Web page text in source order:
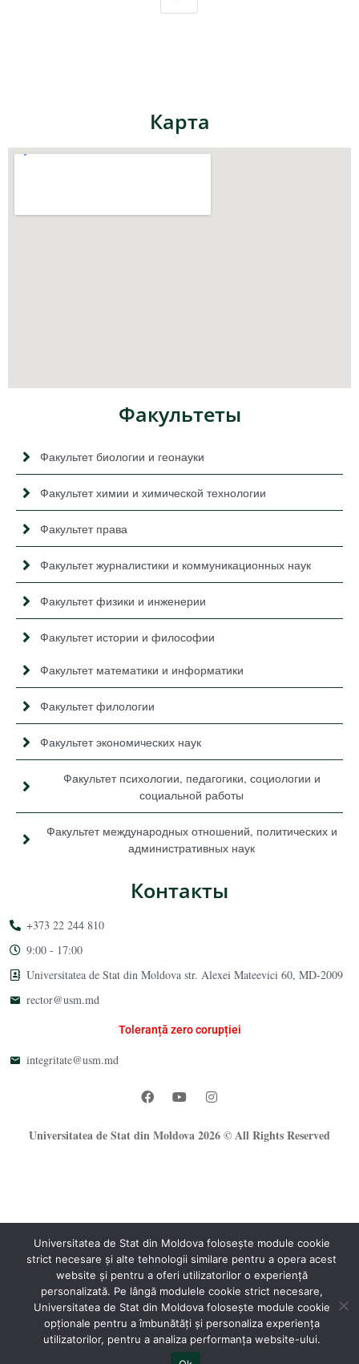
Карта
Факультеты
Факультет биологии и геонауки
Факультет химии и химической технологии
Факультет права
Факультет журналистики и коммуникационных наук
Факультет физики и инженерии
Факультет истории и философии
Факультет математики и информатики
Факультет филологии
Факультет экономических наук
Факультет психологии, педагогики, социологии и
социальной работы
Факультет международных отношений, политических и
административных наук
Контакты
+373 22 244 810
9:00 - 17:00
Universitatea de Stat din Moldova str. Alexei Mateevici 60, MD-2009
rector@usm.md
Toleranță zero corupției
integritate@usm.md
Universitatea de Stat din Moldova 2026 © All Rights Reserved
Oficiul Programare Web al USM®
Universitatea de Stat din Moldova folosește module cookie
strict necesare și alte tehnologii similare pentru a opera acest
website și pentru a oferi utilizatorilor o experiență
personalizată. Pe lângă modulele cookie strict necesare,
Universitatea de Stat din Moldova folosește module cookie
opționale pentru a îmbunătăți și personaliza experiența
utilizatorilor, pentru a analiza performanța website-ului.